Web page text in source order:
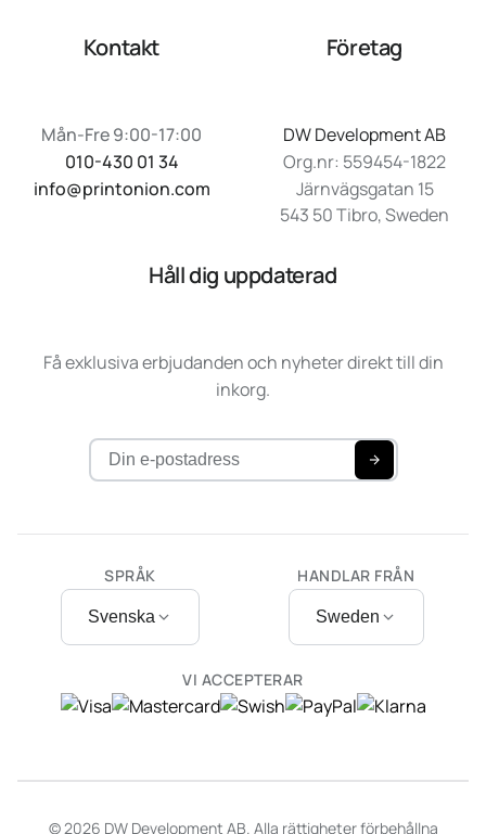
Kontakt
Mån-Fre 9:00-17:00
010-430 01 34
info@printonion.com
Företag
DW Development AB
Org.nr: 559454-1822
Järnvägsgatan 15
543 50 Tibro, Sweden
Håll dig uppdaterad
Få exklusiva erbjudanden och nyheter direkt till din
inkorg.
SPRÅK
Svenska
VI ACCEPTERAR
HANDLAR FRÅN
Sweden
© 2026 DW Development AB. Alla rättigheter förbehållna